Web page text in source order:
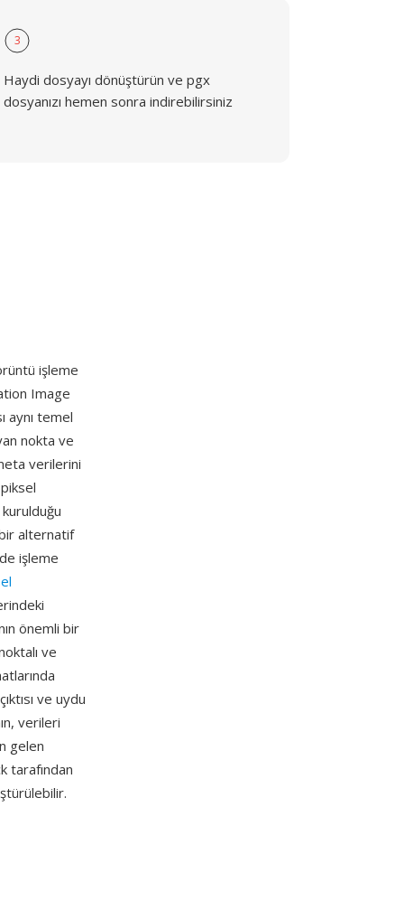
3
Haydi dosyayı dönüştürün ve pgx
dosyanızı hemen sonra indirebilirsiniz
işleme
Image
aynı temel
nokta ve
verilerini
bir alternatif
işleme
önemli bir
ve
ve uydu
verileri
gelen
tarafından